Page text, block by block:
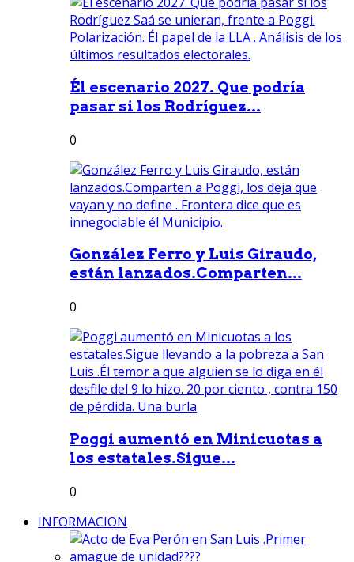
Él escenario 2027. Que podría
pasar si los Rodríguez...
0
González Ferro y Luis Giraudo,
están lanzados.Comparten...
0
Poggi aumentó en Minicuotas a
los estatales.Sigue...
0
INFORMACION